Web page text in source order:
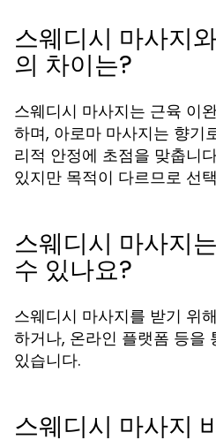
스웨디시 마사지
의 차이는?
스웨디시 마사지는 근육 이
하며, 아로마 마사지는 향기
리적 안정에 초점을 맞춥니
있지만 목적이 다르므로 선
스웨디시 마사지
수 있나요?
스웨디시 마사지를 받기 위
하거나, 온라인 플랫폼 등을
있습니다.
스웨디시 마사지